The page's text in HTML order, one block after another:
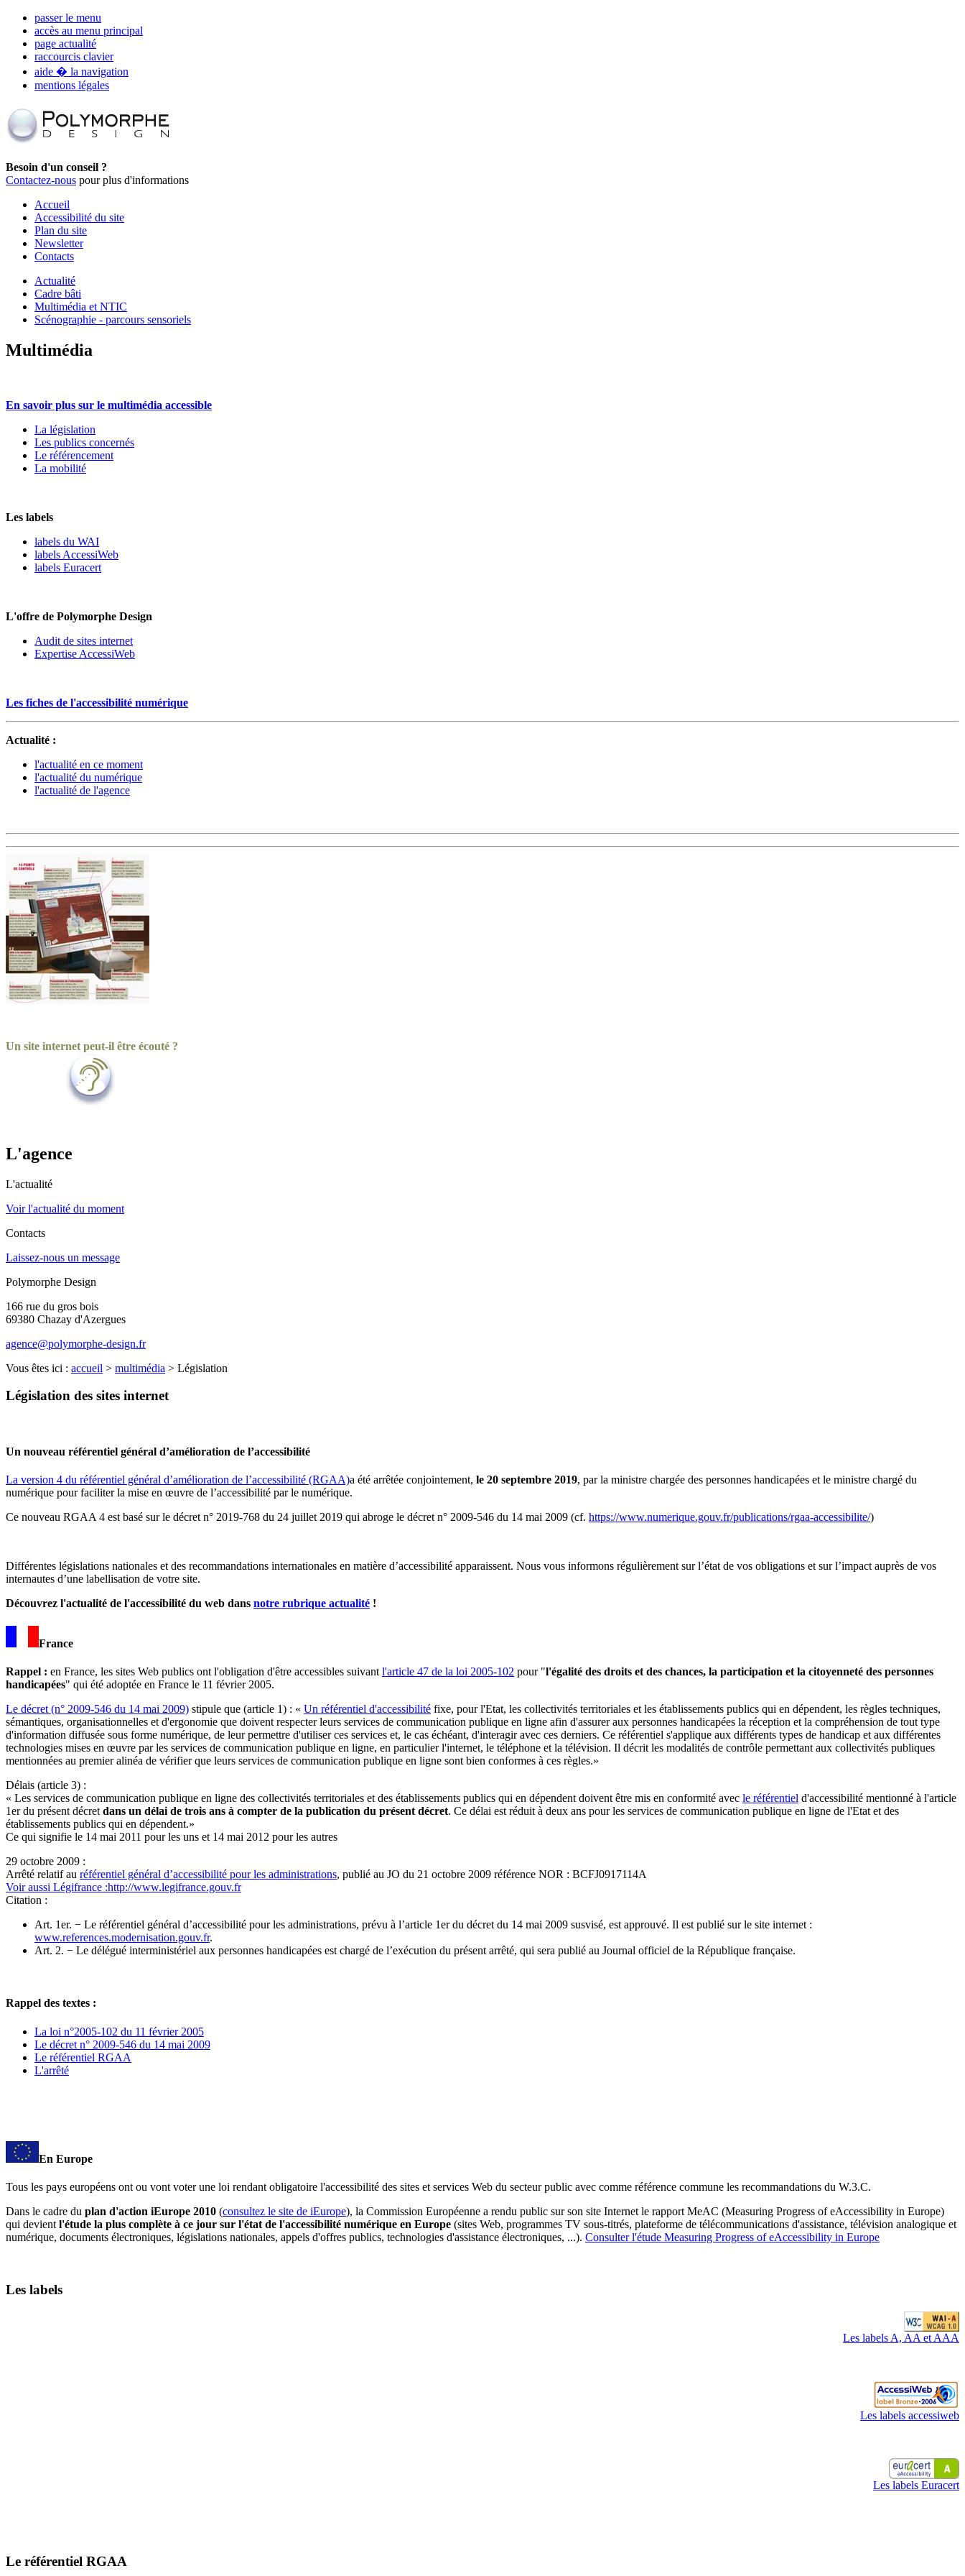
passer le menu
accès au menu principal
page actualité
raccourcis clavier
aide � la navigation
mentions légales
Besoin d'un conseil ?
Contactez-nous pour plus d'informations
Accueil
Accessibilité du site
Plan du site
Newsletter
Contacts
Actualité
Cadre bâti
Multimédia et NTIC
Scénographie - parcours sensoriels
Multimédia
En savoir plus sur le multimédia accessible
La législation
Les publics concernés
Le référencement
La mobilité
Les labels
labels du WAI
labels AccessiWeb
labels Euracert
L'offre de Polymorphe Design
Audit de sites internet
Expertise AccessiWeb
Les fiches de l'accessibilité numérique
Actualité :
l'actualité en ce moment
l'actualité du numérique
l'actualité de l'agence
Un site internet peut-il être écouté ?
L'agence
L'actualité
Voir l'actualité du moment
Contacts
Laissez-nous un message
Polymorphe Design
166 rue du gros bois
69380 Chazay d'Azergues
agence@polymorphe-design.fr
Vous êtes ici : accueil > multimédia > Législation
Législation des sites internet
Un nouveau référentiel général d’amélioration de l’accessibilité
La version 4 du référentiel général d’amélioration de l’accessibilité (RGAA)a été arrêtée conjointement, le 20 septembre 2019, par la ministre chargée des personnes handicapées et le ministre chargé du
numérique pour faciliter la mise en œuvre de l’accessibilité par le numérique.
Ce nouveau RGAA 4 est basé sur le décret n° 2019-768 du 24 juillet 2019 qui abroge le décret n° 2009-546 du 14 mai 2009 (cf. https://www.numerique.gouv.fr/publications/rgaa-accessibilite/)
Différentes législations nationales et des recommandations internationales en matière d’accessibilité apparaissent. Nous vous informons régulièrement sur l’état de vos obligations et sur l’impact auprès de vos
internautes d’une labellisation de votre site.
Découvrez l'actualité de l'accessibilité du web dans notre rubrique actualité !
France
Rappel : en France, les sites Web publics ont l'obligation d'être accessibles suivant l'article 47 de la loi 2005-102 pour "l'égalité des droits et des chances, la participation et la citoyenneté des personnes
handicapées" qui été adoptée en France le 11 février 2005.
Le décret (n° 2009-546 du 14 mai 2009) stipule que (article 1) : « Un référentiel d'accessibilité fixe, pour l'Etat, les collectivités territoriales et les établissements publics qui en dépendent, les règles techniques,
sémantiques, organisationnelles et d'ergonomie que doivent respecter leurs services de communication publique en ligne afin d'assurer aux personnes handicapées la réception et la compréhension de tout type
d'information diffusée sous forme numérique, de leur permettre d'utiliser ces services et, le cas échéant, d'interagir avec ces derniers. Ce référentiel s'applique aux différents types de handicap et aux différentes
technologies mises en œuvre par les services de communication publique en ligne, en particulier l'internet, le téléphone et la télévision. Il décrit les modalités de contrôle permettant aux collectivités publiques
mentionnées au premier alinéa de vérifier que leurs services de communication publique en ligne sont bien conformes à ces règles.»
Délais (article 3) :
« Les services de communication publique en ligne des collectivités territoriales et des établissements publics qui en dépendent doivent être mis en conformité avec le référentiel d'accessibilité mentionné à l'article
1er du présent décret dans un délai de trois ans à compter de la publication du présent décret. Ce délai est réduit à deux ans pour les services de communication publique en ligne de l'Etat et des
établissements publics qui en dépendent.»
Ce qui signifie le 14 mai 2011 pour les uns et 14 mai 2012 pour les autres
29 octobre 2009 :
Arrêté relatif au référentiel général d’accessibilité pour les administrations, publié au JO du 21 octobre 2009 référence NOR : BCFJ0917114A
Voir aussi Légifrance :http://www.legifrance.gouv.fr
Citation :
Art. 1er. − Le référentiel général d’accessibilité pour les administrations, prévu à l’article 1er du décret du 14 mai 2009 susvisé, est approuvé. Il est publié sur le site internet :
www.references.modernisation.gouv.fr.
Art. 2. − Le délégué interministériel aux personnes handicapées est chargé de l’exécution du présent arrêté, qui sera publié au Journal officiel de la République française.
Rappel des textes :
La loi n°2005-102 du 11 février 2005
Le décret n° 2009-546 du 14 mai 2009
Le référentiel RGAA
L'arrêté
En Europe
Tous les pays européens ont ou vont voter une loi rendant obligatoire l'accessibilité des sites et services Web du secteur public avec comme référence commune les recommandations du W.3.C.
Dans le cadre du plan d'action iEurope 2010 (consultez le site de iEurope), la Commission Européenne a rendu public sur son site Internet le rapport MeAC (Measuring Progress of eAccessibility in Europe)
qui devient l'étude la plus complète à ce jour sur l'état de l'accessibilité numérique en Europe (sites Web, programmes TV sous-titrés, plateforme de télécommunications d'assistance, télévision analogique et
numérique, documents électroniques, législations nationales, appels d'offres publics, technologies d'assistance électroniques, ...). Consulter l'étude Measuring Progress of eAccessibility in Europe
Les labels
Les labels A, AA et AAA
Les labels accessiweb
Les labels Euracert
Le référentiel RGAA